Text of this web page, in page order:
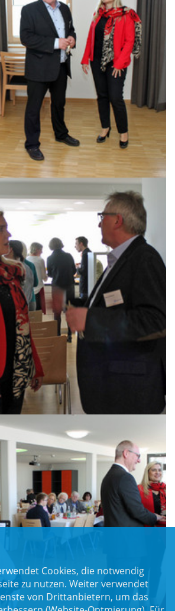
Cookies, die notwendig
zu nutzen. Weiter verwendet
von Drittanbietern, um das